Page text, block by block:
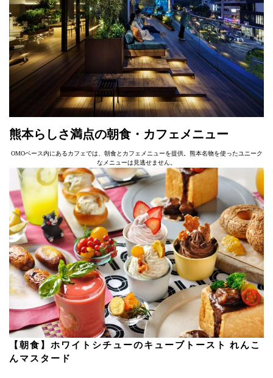
熊本らしさ満点の朝食・カフェメニュー
OMOベース内にあるカフェでは、朝食とカフェメニューを提供。熊本名物を使ったユニーク
なメニューは見逃せません。
【朝食】ホワイトシチューのキューブトースト れんこ
んマスタード